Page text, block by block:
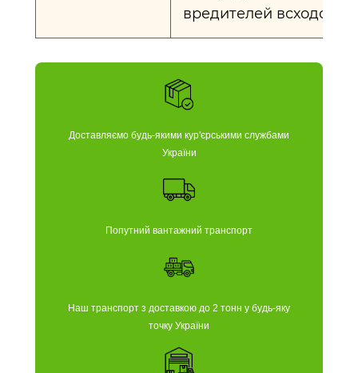
вредителей всходов
Доставляємо будь-якими кур'єрськими службами
України
Попутний вантажний транспорт
Наш транспорт з доставкою до 2 тонн у будь-яку
точку України